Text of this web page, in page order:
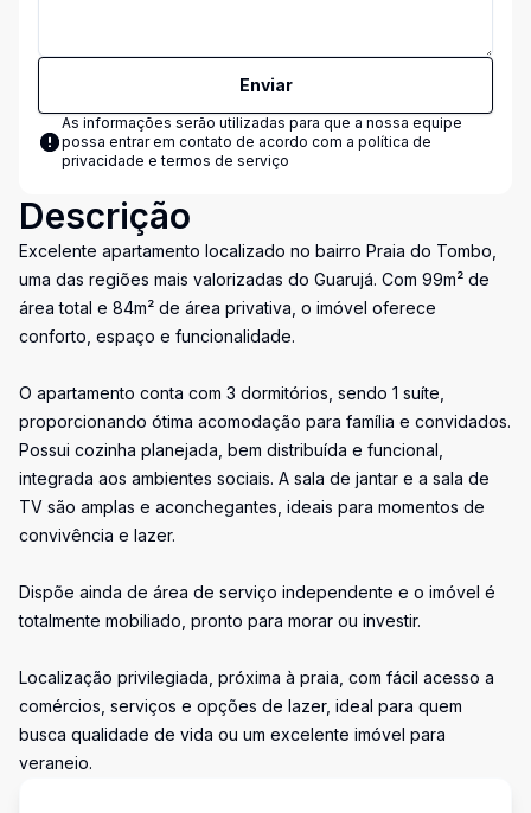
Enviar
As informações serão utilizadas para que a nossa equipe
possa entrar em contato de acordo com a política de
privacidade e termos de serviço
Descrição
Excelente apartamento localizado no bairro Praia do Tombo,
uma das regiões mais valorizadas do Guarujá. Com 99m² de
área total e 84m² de área privativa, o imóvel oferece
conforto, espaço e funcionalidade.
O apartamento conta com 3 dormitórios, sendo 1 suíte,
proporcionando ótima acomodação para família e convidados.
Possui cozinha planejada, bem distribuída e funcional,
integrada aos ambientes sociais. A sala de jantar e a sala de
TV são amplas e aconchegantes, ideais para momentos de
convivência e lazer.
Dispõe ainda de área de serviço independente e o imóvel é
totalmente mobiliado, pronto para morar ou investir.
Localização privilegiada, próxima à praia, com fácil acesso a
comércios, serviços e opções de lazer, ideal para quem
busca qualidade de vida ou um excelente imóvel para
veraneio.